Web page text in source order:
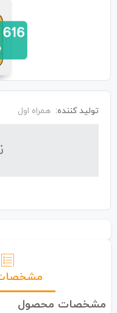
تولید کننده: همراه اول
مشخصات محصول